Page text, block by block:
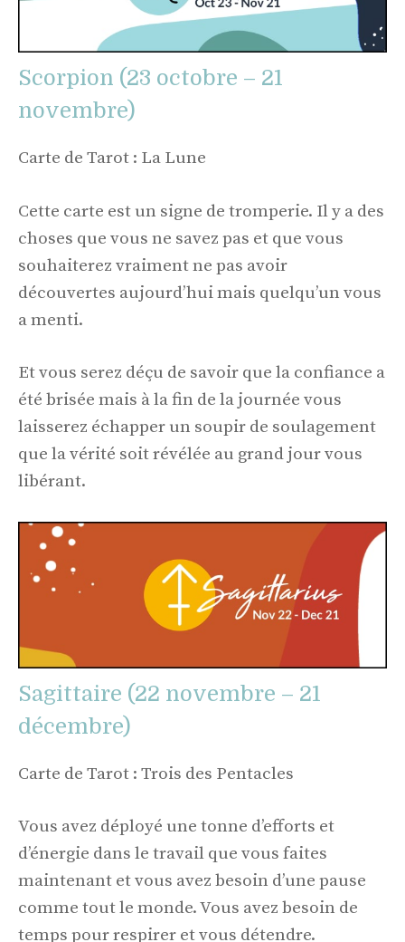
Scorpion (23 octobre – 21
novembre)
Carte de Tarot : La Lune
Cette carte est un signe de tromperie. Il y a des
choses que vous ne savez pas et que vous
souhaiterez vraiment ne pas avoir
découvertes aujourd’hui mais quelqu’un vous
a menti.
Et vous serez déçu de savoir que la confiance a
été brisée mais à la fin de la journée vous
laisserez échapper un soupir de soulagement
que la vérité soit révélée au grand jour vous
libérant.
Sagittaire (22 novembre – 21
décembre)
Carte de Tarot : Trois des Pentacles
Vous avez déployé une tonne d’efforts et
d’énergie dans le travail que vous faites
maintenant et vous avez besoin d’une pause
comme tout le monde. Vous avez besoin de
temps pour respirer et vous détendre.